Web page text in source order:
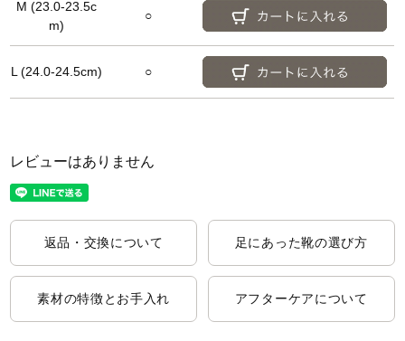
M (23.0-23.5c
m)
○
L (24.0-24.5cm) ○
レビューはありません
返品・交換について 足にあった靴の選び方
素材の特徴とお手入れ アフターケアについて